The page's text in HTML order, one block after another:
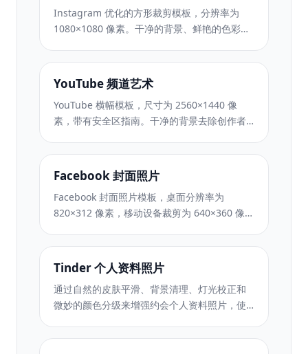
Instagram 优化的方形裁剪模板，分辨率为
1080×1080 像素。干净的背景、鲜艳的色彩以
YouTube 频道艺术
YouTube 横幅模板，尺寸为 2560×1440 像
素，带有安全区指南。干净的背景去除创作者
Facebook 封面照片
Facebook 封面照片模板，桌面分辨率为
820×312 像素，移动设备裁剪为 640×360 像
实现个人资料图片重叠和 CTA 按钮放置。
Tinder 个人资料照片
通过自然的皮肤平滑、背景清理、灯光校正和
微妙的颜色分级来增强约会个人资料照片，使